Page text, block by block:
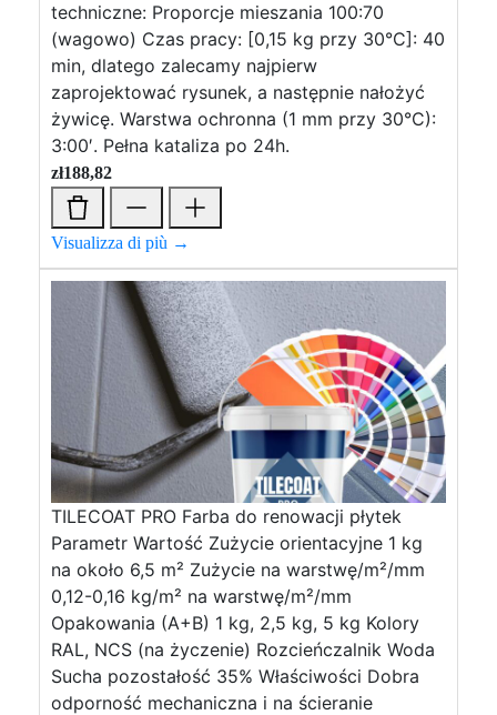
techniczne: Proporcje mieszania 100:70
(wagowo) Czas pracy: [0,15 kg przy 30°C]: 40
min, dlatego zalecamy najpierw
zaprojektować rysunek, a następnie nałożyć
żywicę. Warstwa ochronna (1 mm przy 30°C):
3:00′. Pełna kataliza po 24h.
zł188,82
Visualizza di più →
TILECOAT PRO Farba do renowacji płytek
Parametr Wartość Zużycie orientacyjne 1 kg
na około 6,5 m² Zużycie na warstwę/m²/mm
0,12-0,16 kg/m² na warstwę/m²/mm
Opakowania (A+B) 1 kg, 2,5 kg, 5 kg Kolory
RAL, NCS (na życzenie) Rozcieńczalnik Woda
Sucha pozostałość 35% Właściwości Dobra
odporność mechaniczna i na ścieranie